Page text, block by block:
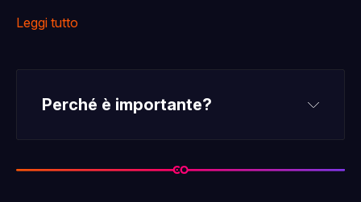
Leggi tutto
Perché è importante?